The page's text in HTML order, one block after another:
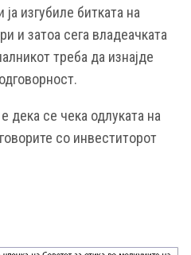
изгубиле битката на
и затоа сега владеачката
треба да изнајде
дека се чека одлуката на
со инвеститорот